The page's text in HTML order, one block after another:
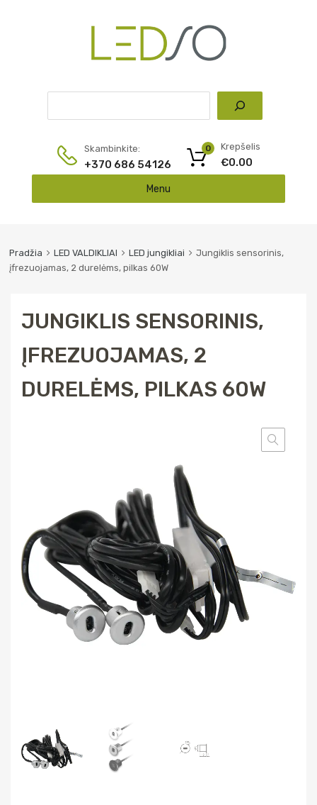
Skambinkite:
+370 686 54126
Krepšelis
€0.00
0
Menu
Pradžia LED VALDIKLIAI LED jungikliai
Jungiklis sensorinis,
įfrezuojamas, 2 durelėms, pilkas 60W
JUNGIKLIS SENSORINIS,
ĮFREZUOJAMAS, 2
DURELĖMS, PILKAS 60W